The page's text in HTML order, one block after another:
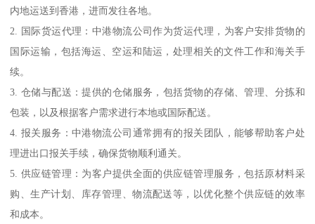
内地运送到香港，进而发往各地。
2. 国际货运代理：中港物流公司作为货运代理，为客户安排货物的
国际运输，包括海运、空运和陆运，处理相关的文件工作和海关手
续。
3. 仓储与配送：提供的仓储服务，包括货物的存储、管理、分拣和
包装，以及根据客户需求进行本地或国际配送。
4. 报关服务：中港物流公司通常拥有的报关团队，能够帮助客户处
理进出口报关手续，确保货物顺利通关。
5. 供应链管理：为客户提供全面的供应链管理服务，包括原材料采
购、生产计划、库存管理、物流配送等，以优化整个供应链的效率
和成本。